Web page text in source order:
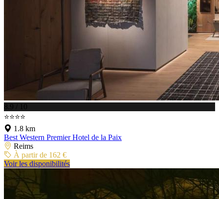
8.9 / 10
⭐⭐⭐⭐
1.8 km
Best Western Premier Hotel de la Paix
Reims
À partir de 162 €
Voir les disponibilités